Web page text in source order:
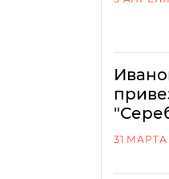
31 МАРТА